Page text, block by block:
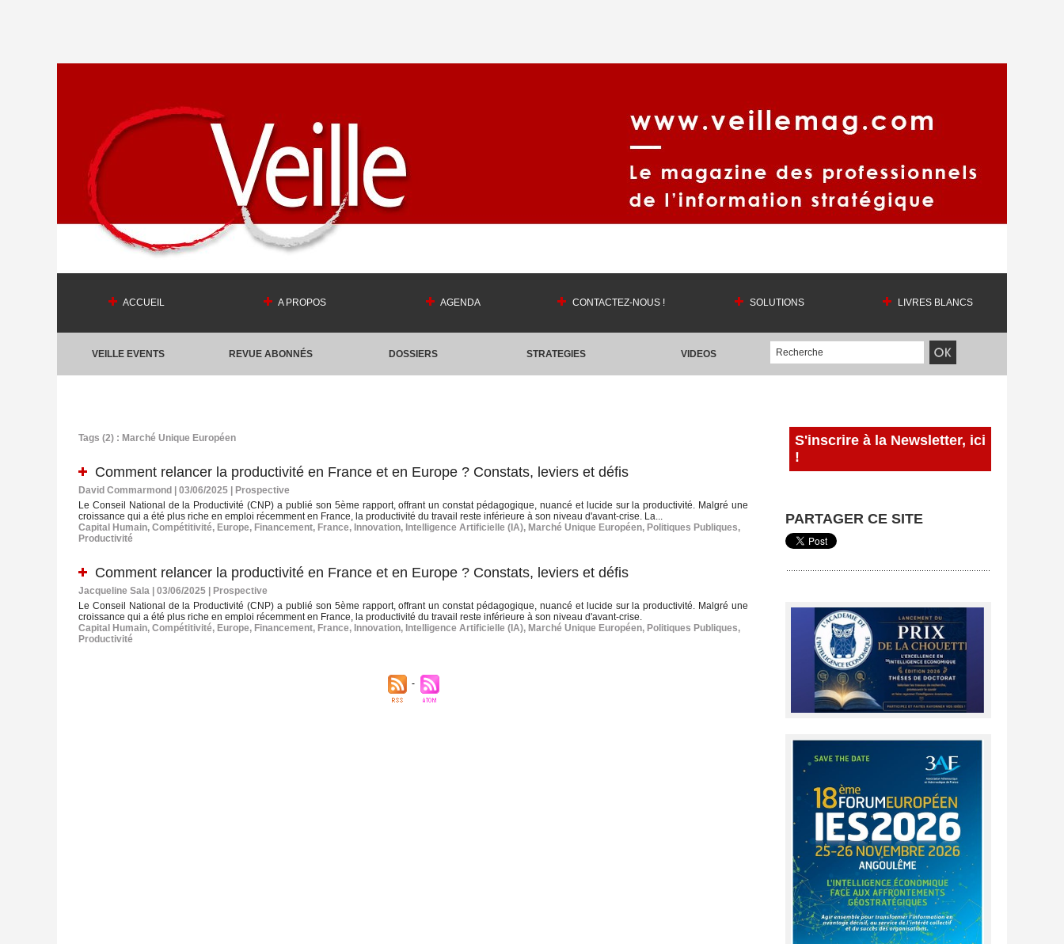
ACCUEIL A PROPOS AGENDA CONTACTEZ-NOUS ! SOLUTIONS LIVRES BLANCS
VEILLE EVENTS REVUE ABONNÉS DOSSIERS STRATEGIES VIDEOS
Tags (2) : Marché Unique Européen
Comment relancer la productivité en France et en Europe ? Constats, leviers et défis
David Commarmond | 03/06/2025
Prospective
Le Conseil National de la Productivité (CNP) a publié son 5ème rapport, offrant un constat pédagogique, nuancé et lucide sur la productivité. Malgré une
croissance qui a été plus riche en emploi récemment en France, la productivité du travail reste inférieure à son niveau d'avant-crise. La...
Capital Humain, Compétitivité, Europe, Financement, France, Innovation, Intelligence Artificielle (IA), Marché Unique Européen, Politiques Publiques,
Productivité
Comment relancer la productivité en France et en Europe ? Constats, leviers et défis
Jacqueline Sala | 03/06/2025
Prospective
Le Conseil National de la Productivité (CNP) a publié son 5ème rapport, offrant un constat pédagogique, nuancé et lucide sur la productivité. Malgré une
croissance qui a été plus riche en emploi récemment en France, la productivité du travail reste inférieure à son niveau d'avant-crise.
Capital Humain, Compétitivité, Europe, Financement, France, Innovation, Intelligence Artificielle (IA), Marché Unique Européen, Politiques Publiques,
Productivité
S'inscrire à la Newsletter, ici
!
PARTAGER CE SITE